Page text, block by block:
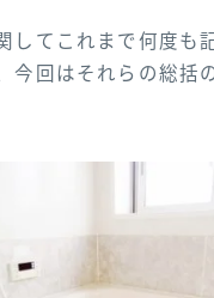
してこれまで何度も
今回はそれらの総括